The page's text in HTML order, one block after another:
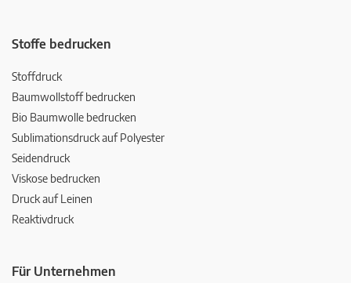
Stoffe bedrucken
Stoffdruck
Baumwollstoff bedrucken
Bio Baumwolle bedrucken
Sublimationsdruck auf Polyester
Seidendruck
Viskose bedrucken
Druck auf Leinen
Reaktivdruck
Für Unternehmen